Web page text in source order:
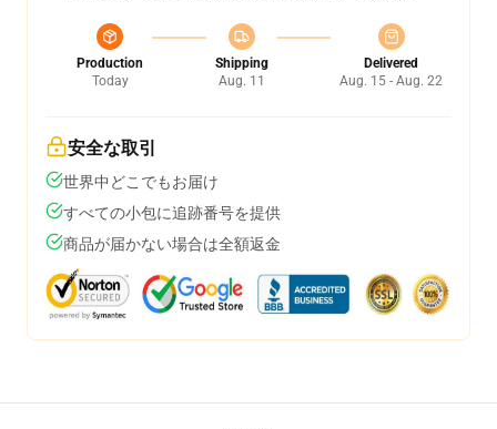
Production
Today
Shipping
Aug. 11
Delivered
Aug. 15 - Aug. 22
安全な取引
世界中どこでもお届け
すべての小包に追跡番号を提供
商品が届かない場合は全額返金